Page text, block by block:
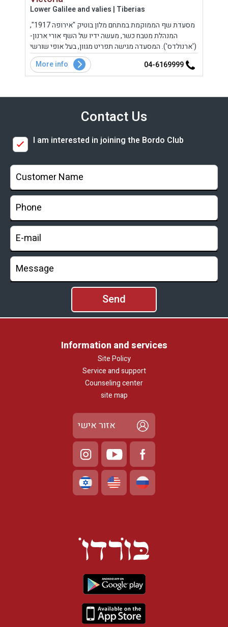
Lower Galilee and valies | Tiberias
מסעדת שף הממוקמת במתחם מלון בוטיק "אירופה 1917",
המנהלת מטבח כשר, מעשה ידיו של השף אורי ארנון-
('ארנולדס'). המסעדה מגישה תפריט מגוון, בעל אופי שורשי
טברייני אותנטי בהשראה היסטורית הכולל מבחר תבשילי
גורמה בסגנון בלקני ותורכי עם 'נ
04-6169999
More info
Contact Us
I am interested in joining the Bordo Club
Information and services
Site Policy
Service and support
Counseling center
site map
אזור אישי